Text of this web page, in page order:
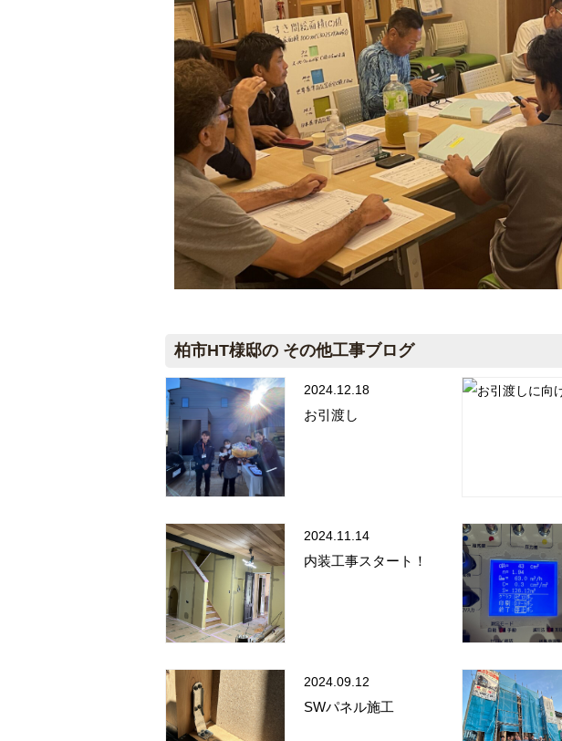
柏市HT様邸の その他工事ブログ
2024.12.18
お引渡し
2024.11.14
内装工事スタート！
2024.09.12
SWパネル施工